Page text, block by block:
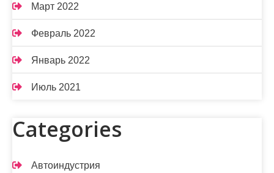
Март 2022
Февраль 2022
Январь 2022
Июль 2021
Categories
Автоиндустрия